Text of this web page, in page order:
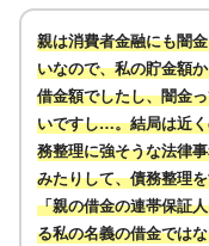
親は消費者金融にも闇
いなので、私の貯金額
借金額でしたし、闇金
いですし…。結局は近
務整理に強そうな法律
みたりして、債務整理
「親の借金の連帯保証
る私の名義の借金では